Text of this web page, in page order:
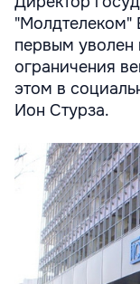
"Молдтелеком"
первым уволен
ограничения
этом в
Ион Стурза.